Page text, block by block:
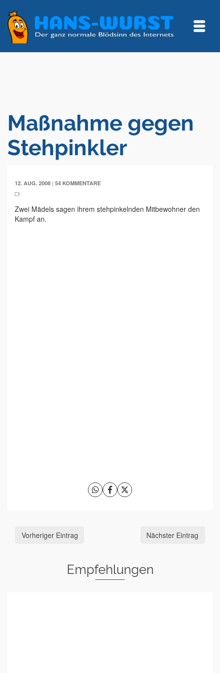
Maßnahme gegen
Stehpinkler
12. AUG. 2008 | 54 KOMMENTARE
Zwei Mädels sagen ihrem stehpinkelnden Mitbewohner den
Kampf an.
Vorheriger Eintrag Nächster Eintrag
Empfehlungen